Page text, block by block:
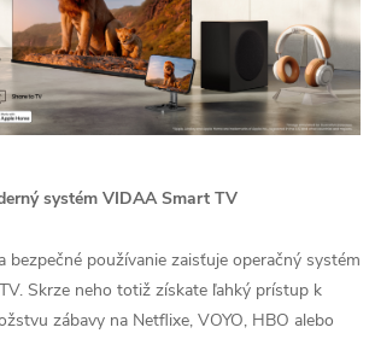
systém VIDAA Smart TV
bezpečné používanie zaisťuje operačný systém
Skrze neho totiž získate ľahký prístup k
zábavy na Netflixe, VOYO, HBO alebo